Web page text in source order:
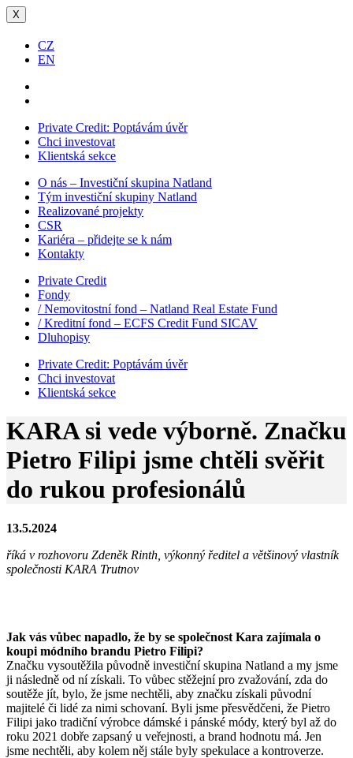
X
CZ
EN
Private Credit: Poptávám úvěr
Chci investovat
Klientská sekce
O nás – Investiční skupina Natland
Tým investiční skupiny Natland
Realizované projekty
CSR
Kariéra – přidejte se k nám
Kontakty
Private Credit
Fondy
/ Nemovitostní fond – Natland Real Estate Fund
/ Kreditní fond – ECFS Credit Fund SICAV
Dluhopisy
Private Credit: Poptávám úvěr
Chci investovat
Klientská sekce
KARA si vede výborně. Značku
Pietro Filipi jsme chtěli svěřit
do rukou profesionálů
13.5.2024
říká v rozhovoru Zdeněk Rinth, výkonný ředitel a většinový vlastník
společnosti KARA Trutnov
Jak vás vůbec napadlo, že by se společnost Kara zajímala o
koupi módního brandu Pietro Filipi?
Značku vysoutěžila původně investiční skupina Natland a my jsme
ji následně od ní získali. To vůbec stěžejní pro zvažování, zda do
soutěže jít, bylo, že jsme nechtěli, aby značku získali původní
majitelé či lidé za nimi schovaní. Byli jsme přesvědčeni, že Pietro
Filipi jako tradiční výrobce dámské i pánské módy, který byl až do
roku 2021 dobře zapsaný u veřejnosti, a brand hodnotu má. Jen
jsme nechtěli, aby kolem něj stále byly spekulace a kontroverze.